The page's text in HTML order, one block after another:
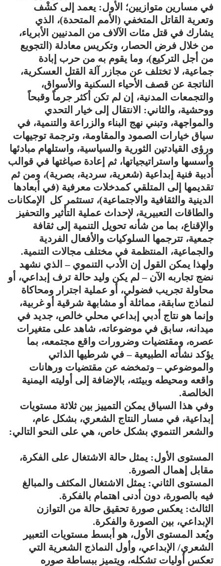
في مسارين متوازيين؛ الأول: يعمد إلى كشْف
وتعرية القاتل المتخفي (الأمم المتحدة)، الذي
يشارك في قتل مئات الآلاف من المدنيين الأبرياء،
من خلال فرض الحصار، وتكريس معادلة (التجويع
من أجل التركيع)، وما يقوم به من حرب إبادة
جماعية، لا تختلف عن مجازر آلة القتل العسكرية،
الناتجة عن قصف الأحياء السكنية والأسواق،
والتجمعات المدنية، إن لم تكن أكثر جرماً وقبحاً
ووحشية، والثاني: الانتقال إلى خيار التحدي
والمواجهة، وتبني نهج البناء والزراعة والتنمية، في
سياق خيارات الصمود والمقاومة، وترجمة توجيهات
ورؤى القيادتين الثورية والسياسية، واستلهام مبادئها
وأسسها واستراتيجياتها، ثم إعادة صياغتها في قوالب
أدبية فنية إبداعية (شعرية، سردية، بصرية)، ومن ثم
تقديمها إلى المتلقي كمدخلات معرفية (في أبعادها
الدينية والثقافية والاجتماعية)، تستثمر كل الإمكانات
والطاقات التعبيرية، لإحداث عملية التأثير والتحفيز
والإقناع، بما من شأنه تحويل التنمية إلى ثقافة
جمعية، تترجمها السلوكيات والأفعال الفردية
والجماعية، المنتظمة في مختلف مجالات التنمية.
ولهذا يمكن القول إن الأدب التنموي – الذي نشهد
نضج تجاربه الآن – لم يكن وليد حالة ترف إبداعي، أو
محاولة تجريب فضولي، أو عملية اجترار ومحاكاة
لنماذج سابقة، مماثلة أو مشابهة شرقية أو غربية،
وإنما هو نتاج أدبي إبداعي محلي خالص، جديد في
ميدانه، سابق في موضوعاته، شاهد على متغيرات
عصره، ومقتضيات وضرورات واقع مجتمعه، بما
يؤكد نشأته الطبيعية – في شرطيها الذاتي
والموضوعي – وتمخضه عن مقتضيات ورهانات
واقعه ومحيطه وبيئته، بالإضافة إلى أوليته اليمنية
الخالصة.
وفي هذا السياق يمكن التمييز بين ثلاثة مستويات
إبداعية، في مسار النتاج الشعري، بشكل عام،
والشعر التنموي بشكل خاص، هي على النحو التالي:
المستوى الأول: يمثل حالة الاشتغال على الفكرة،
مقابل إهمال الصورة.
المستوى الثاني: يمثل الاشتغال المكثف والمبالغ
فيه بالصورة، دون أدنى اهتمام بالفكرة.
الثالث: يعكس صورة تحقيق حالة من التوازن
الإبداعي، بين الصورة والفكرة.
ويُعد المستوى الأول، هو أبسط مستويات التعبير
الشعري/ الإبداعي، وأول النماذج الشعرية التي
تعكس أوليات تشكله، ويتميز ببساطة صوره